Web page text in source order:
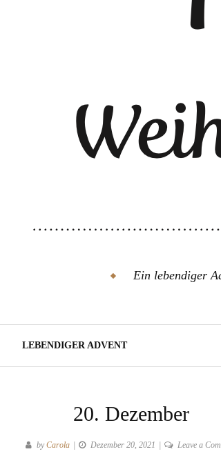
Ein lebendiger
LEBENDIGER ADVENT
20. Dezember
byCarola Dezember 20, 2021 Leave a